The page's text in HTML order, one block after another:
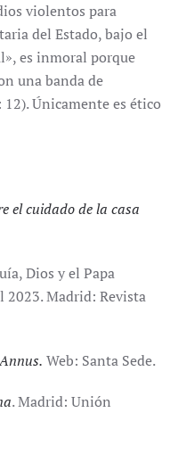
violentos para
del Estado, bajo el
es inmoral porque
una banda de
Únicamente es ético
el cuidado de la casa
Dios y el Papa
2023. Madrid: Revista
Web: Santa Sede.
. Madrid: Unión